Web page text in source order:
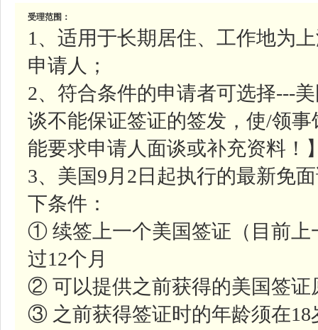
受理范围：
1、适用于长期居住、工作地为
申请人；
2、符合条件的申请者可选择---
谈不能保证签证的签发，使/领
能要求申请人面谈或补充资料！
3、美国9月2日起执行的最新免
下条件：
① 续签上一个美国签证（目前上
过12个月
② 可以提供之前获得的美国签证
③ 之前获得签证时的年龄须在18